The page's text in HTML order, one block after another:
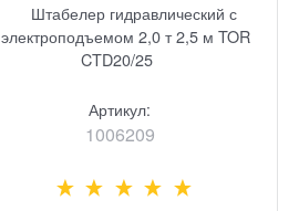
Штабелер гидравлический с
электроподъемом 2,0 т 2,5 м TOR
CTD20/25
Артикул:
1006209